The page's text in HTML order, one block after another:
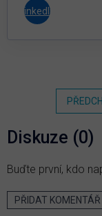
LinkedIn
Diskuze (0)
Buďte první, kdo
PŘIDAT KOMENTÁŘ